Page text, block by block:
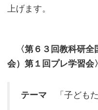
上げます。
〈第６３回教科研全
会）第１回プレ学習会〉
テーマ 「子どもた